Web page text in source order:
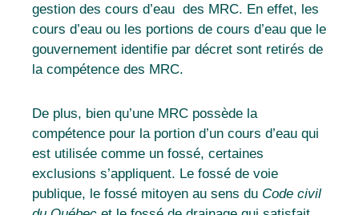
gestion des cours d’eau des MRC. En effet, les
cours d’eau ou les portions de cours d’eau que le
gouvernement identifie par décret sont retirés de
la compétence des MRC.
De plus, bien qu’une MRC possède la
compétence pour la portion d’un cours d’eau qui
est utilisée comme un fossé, certaines
exclusions s’appliquent. Le fossé de voie
publique, le fossé mitoyen au sens du Code civil